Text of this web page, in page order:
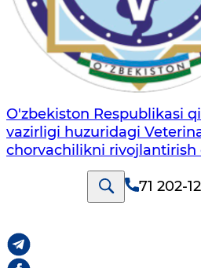
O'zbekiston Respublikasi
vazirligi huzuridagi
chorvachilikni rivojlantirish
71 202-